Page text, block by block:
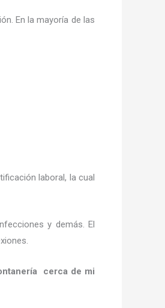
En la mayoría de las
laboral, la cual
y demás. El
cerca de mi